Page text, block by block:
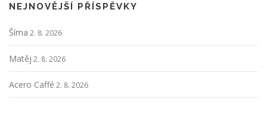
NEJNOVĚJŠÍ PŘÍSPĚVKY
Šíma 2. 8. 2026
Matěj 2. 8. 2026
Acero Caffé 2. 8. 2026